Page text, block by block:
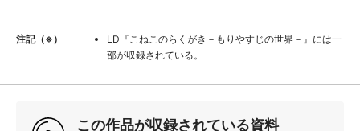
注記（※）
LD『こねこのらくがき－もりやすじの世界－』には一
部が収録されている。
この作品が収録されている資料